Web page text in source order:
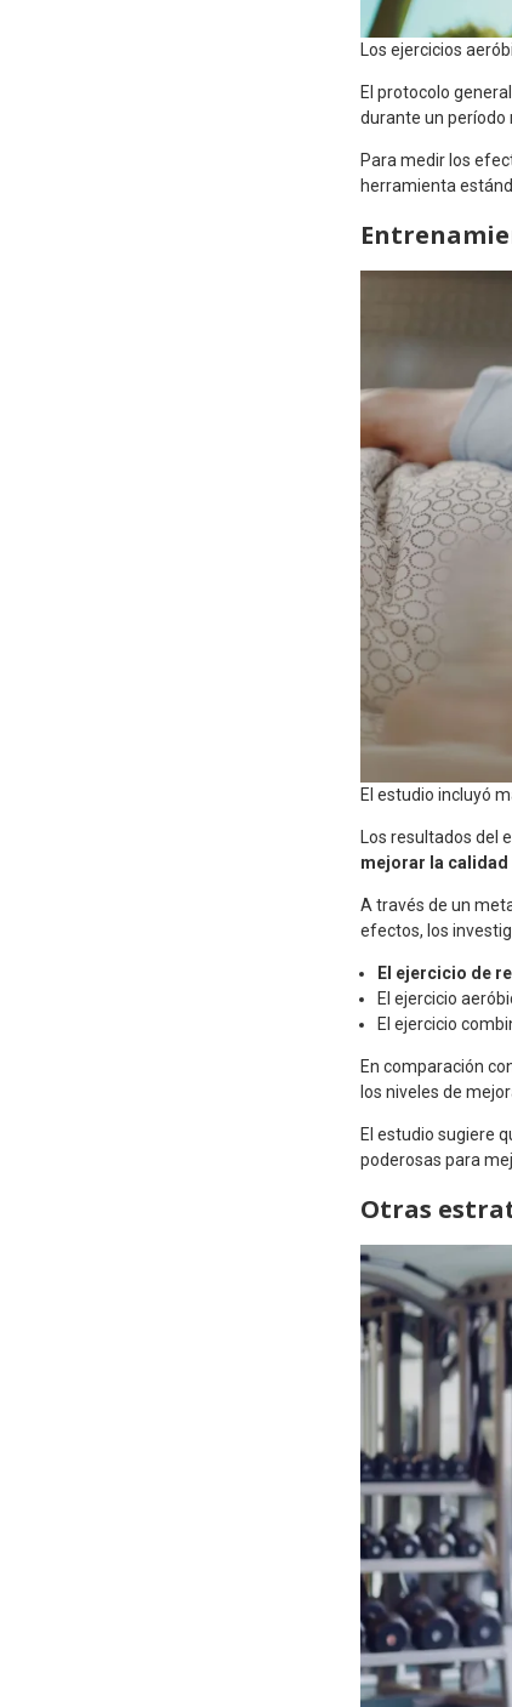
Los ejercicios
El protocolo
durante un período
Para medir los
herramienta
El estudio incluyó
Los resultados del
mejorar la calidad
A través de un
efectos, los
El ejercicio de
El ejercicio
El ejercicio
En comparación
los niveles de
El estudio sugiere
poderosas para
Otras